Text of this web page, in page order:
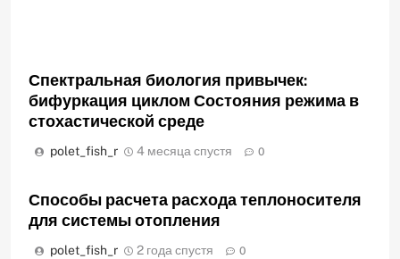
Спектральная биология привычек:
бифуркация циклом Состояния режима в
стохастической среде
polet_fish_r 4 месяца спустя 0
Способы расчета расхода теплоносителя
для системы отопления
polet_fish_r 2 года спустя 0